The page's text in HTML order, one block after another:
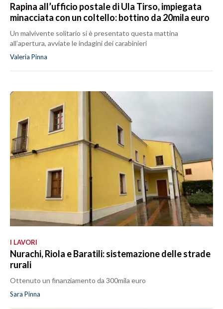
Rapina all’ufficio postale di Ula Tirso, impiegata
minacciata con un coltello: bottino da 20mila euro
Un malvivente solitario si è presentato questa mattina
all’apertura, avviate le indagini dei carabinieri
Valeria Pinna
I LAVORI
Nurachi, Riola e Baratili: sistemazione delle strade
rurali
Ottenuto un finanziamento da 300mila euro
Sara Pinna